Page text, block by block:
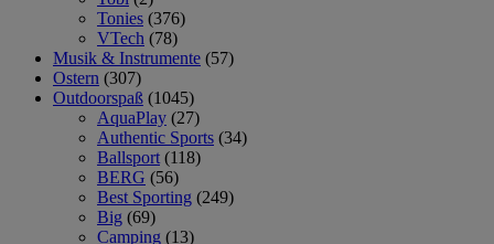
Tonies (376)
VTech (78)
Musik & Instrumente (57)
Ostern (307)
Outdoorspaß (1045)
AquaPlay (27)
Authentic Sports (34)
Ballsport (118)
BERG (56)
Best Sporting (249)
Big (69)
Camping (13)